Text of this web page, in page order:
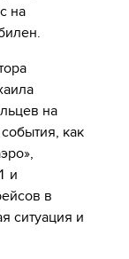
на
на
как
и
в
ситуация и